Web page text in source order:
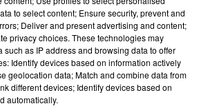
figures de la vie locale
43 ans au sein du conseil
quitte la vie publique ( photo
entre éleveurs et
la thématique du colloque agricole
to select content; Ensure security, prevent and
Deliver and present advertising and content;
privacy choices. These technologies may
such as IP address and browsing data to offer
Identify devices based on information actively
geolocation data; Match and combine data from
different devices; Identify devices based on
automatically.